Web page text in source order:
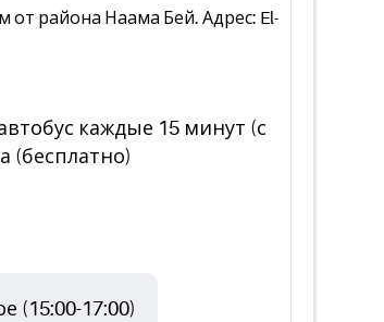
от района Наама Бей. Адрес: El-
каждые 15 минут (с
(бесплатно)
(15:00-17:00)